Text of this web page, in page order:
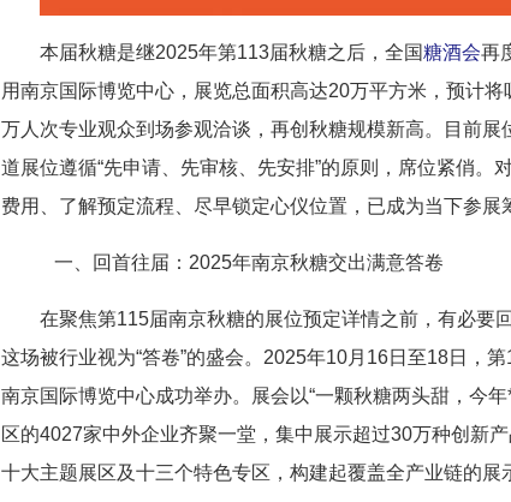
本届秋糖是继2025年第113届秋糖之后，全国糖酒会再
用南京国际博览中心，展览总面积高达20万平方米，预计
万人次专业观众到场参观洽谈，再创秋糖规模新高。目前展
道展位遵循“先申请、先审核、先安排”的原则，席位紧俏。
费用、了解预定流程、尽早锁定心仪位置，已成为当下参展
一、回首往届：2025年南京秋糖交出满意答卷
在聚焦第115届南京秋糖的展位预定详情之前，有必
这场被行业视为“答卷”的盛会。2025年10月16日至18日，第
南京国际博览中心成功举办。展会以“一颗秋糖两头甜，今
区的4027家中外企业齐聚一堂，集中展示超过30万种创新
十大主题展区及十三个特色专区，构建起覆盖全产业链的展